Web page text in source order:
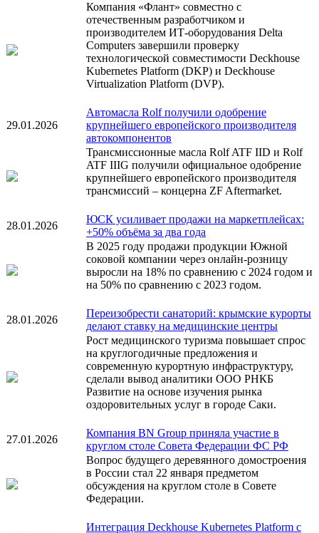
Компания «Флант» совместно с
отечественным разработчиком и
производителем ИТ-оборудования Delta
Computers завершили проверку
технологической совместимости Deckhouse
Kubernetes Platform (DKP) и Deckhouse
Virtualization Platform (DVP).
29.01.2026
Автомасла Rolf получили одобрение
крупнейшего европейского производителя
автокомпонентов
Трансмиссионные масла Rolf ATF IID и Rolf
ATF IIIG получили официальное одобрение
крупнейшего европейского производителя
трансмиссий – концерна ZF Aftermarket.
28.01.2026
ЮСК усиливает продажи на маркетплейсах:
+50% объёма за два года
В 2025 году продажи продукции Южной
соковой компании через онлайн-розницу
выросли на 18% по сравнению с 2024 годом и
на 50% по сравнению с 2023 годом.
28.01.2026
Переизобрести санаторий: крымские курорты
делают ставку на медицинские центры
Рост медицинского туризма повышает спрос
на круглогодичные предложения и
современную курортную инфраструктуру,
сделали вывод аналитики ООО РНКБ
Развитие на основе изучения рынка
оздоровительных услуг в городе Саки.
27.01.2026
Компания BN Group приняла участие в
круглом столе Совета Федерации ФС РФ
Вопрос будущего деревянного домостроения
в России стал 22 января предметом
обсуждения на круглом столе в Совете
Федерации.
Интеграция Deckhouse Kubernetes Platform с